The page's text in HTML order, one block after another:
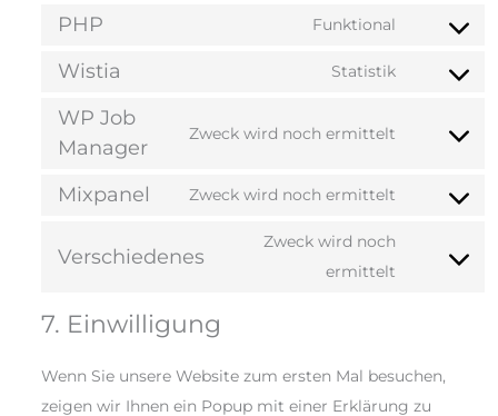
PHP Funktional
Wistia Statistik
WP Job
Manager
Zweck wird noch ermittelt
Mixpanel Zweck wird noch ermittelt
Verschiedenes
Zweck wird noch
ermittelt
7. Einwilligung
Wenn Sie unsere Website zum ersten Mal besuchen,
zeigen wir Ihnen ein Popup mit einer Erklärung zu